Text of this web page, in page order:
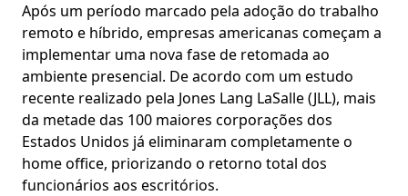
Após um período marcado pela adoção do trabalho
remoto e híbrido, empresas americanas começam a
implementar uma nova fase de retomada ao
ambiente presencial. De acordo com um estudo
recente realizado pela Jones Lang LaSalle (JLL), mais
da metade das 100 maiores corporações dos
Estados Unidos já eliminaram completamente o
home office, priorizando o retorno total dos
funcionários aos escritórios.